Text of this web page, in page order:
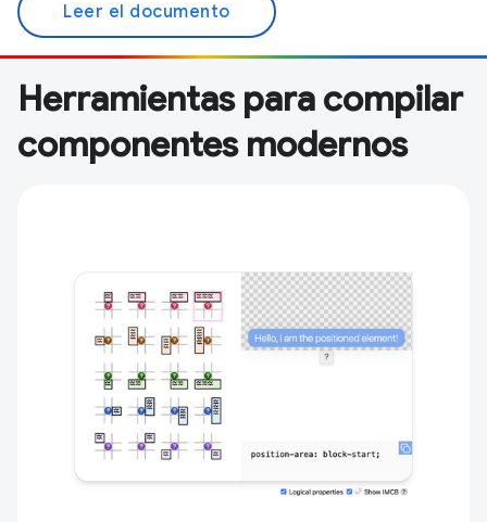
Leer el documento
Herramientas para compilar
componentes modernos